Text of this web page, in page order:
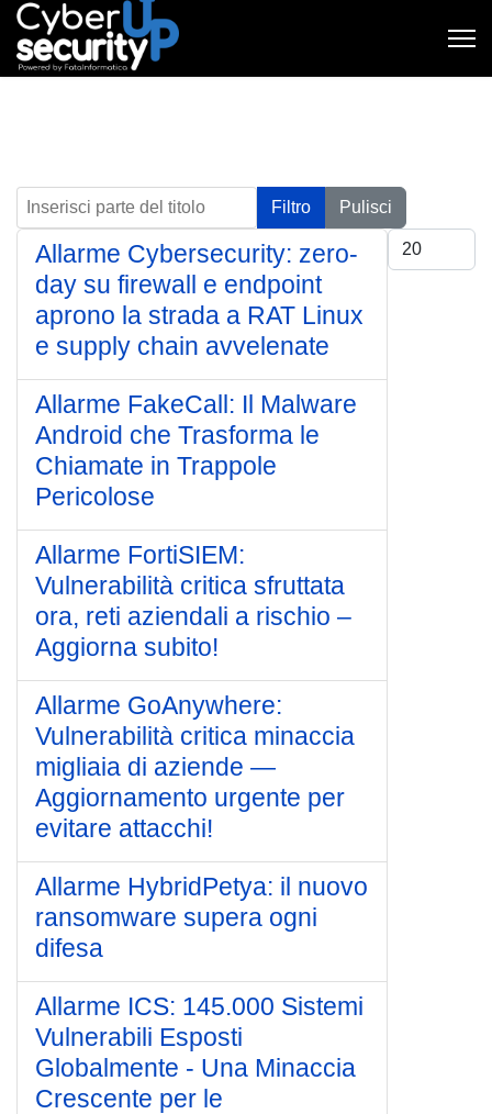
Inserisci parte del titolo Filtro
Pulisci
Visualizza #
Allarme Cybersecurity: zero-
day su firewall e endpoint
aprono la strada a RAT Linux
e supply chain avvelenate
Allarme FakeCall: Il Malware
Android che Trasforma le
Chiamate in Trappole
Pericolose
Allarme FortiSIEM:
Vulnerabilità critica sfruttata
ora, reti aziendali a rischio –
Aggiorna subito!
Allarme GoAnywhere:
Vulnerabilità critica minaccia
migliaia di aziende —
Aggiornamento urgente per
evitare attacchi!
Allarme HybridPetya: il nuovo
ransomware supera ogni
difesa
Allarme ICS: 145.000 Sistemi
Vulnerabili Esposti
Globalmente - Una Minaccia
Crescente per le